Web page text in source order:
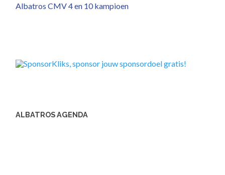
Albatros CMV 4 en 10 kampioen
ALBATROS AGENDA